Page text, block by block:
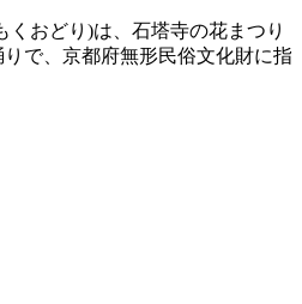
おどり)は、石塔寺の花まつり
りで、京都府無形民俗文化財に指